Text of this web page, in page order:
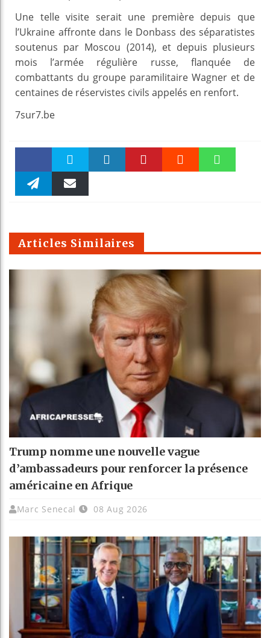
Une telle visite serait une première depuis que
l’Ukraine affronte dans le Donbass des séparatistes
soutenus par Moscou (2014), et depuis plusieurs
mois l’armée régulière russe, flanquée de
combattants du groupe paramilitaire Wagner et de
centaines de réservistes civils appelés en renfort.
7sur7.be
Faceboo Twitter
m
Articles Similaires
Trump nomme une nouvelle vague
d’ambassadeurs pour renforcer la présence
américaine en Afrique
Marc Senecal 08 Aug 2026